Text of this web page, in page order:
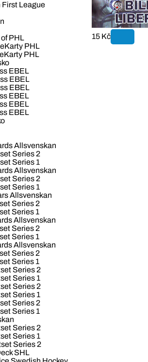
League
PHL
PHL
PHL
EBEL
EBEL
EBEL
EBEL
EBEL
EBEL
Allsvenskan
Series 2
Series 1
Allsvenskan
Series 2
Series 1
Allsvenskan
Series 2
Series 1
Allsvenskan
Series 2
Series 1
Allsvenskan
Series 2
Series 1
Series 2
Series 1
Series 2
Series 1
Series 2
Series 1
Series 2
Series 1
Series 2
SHL
15 Kč